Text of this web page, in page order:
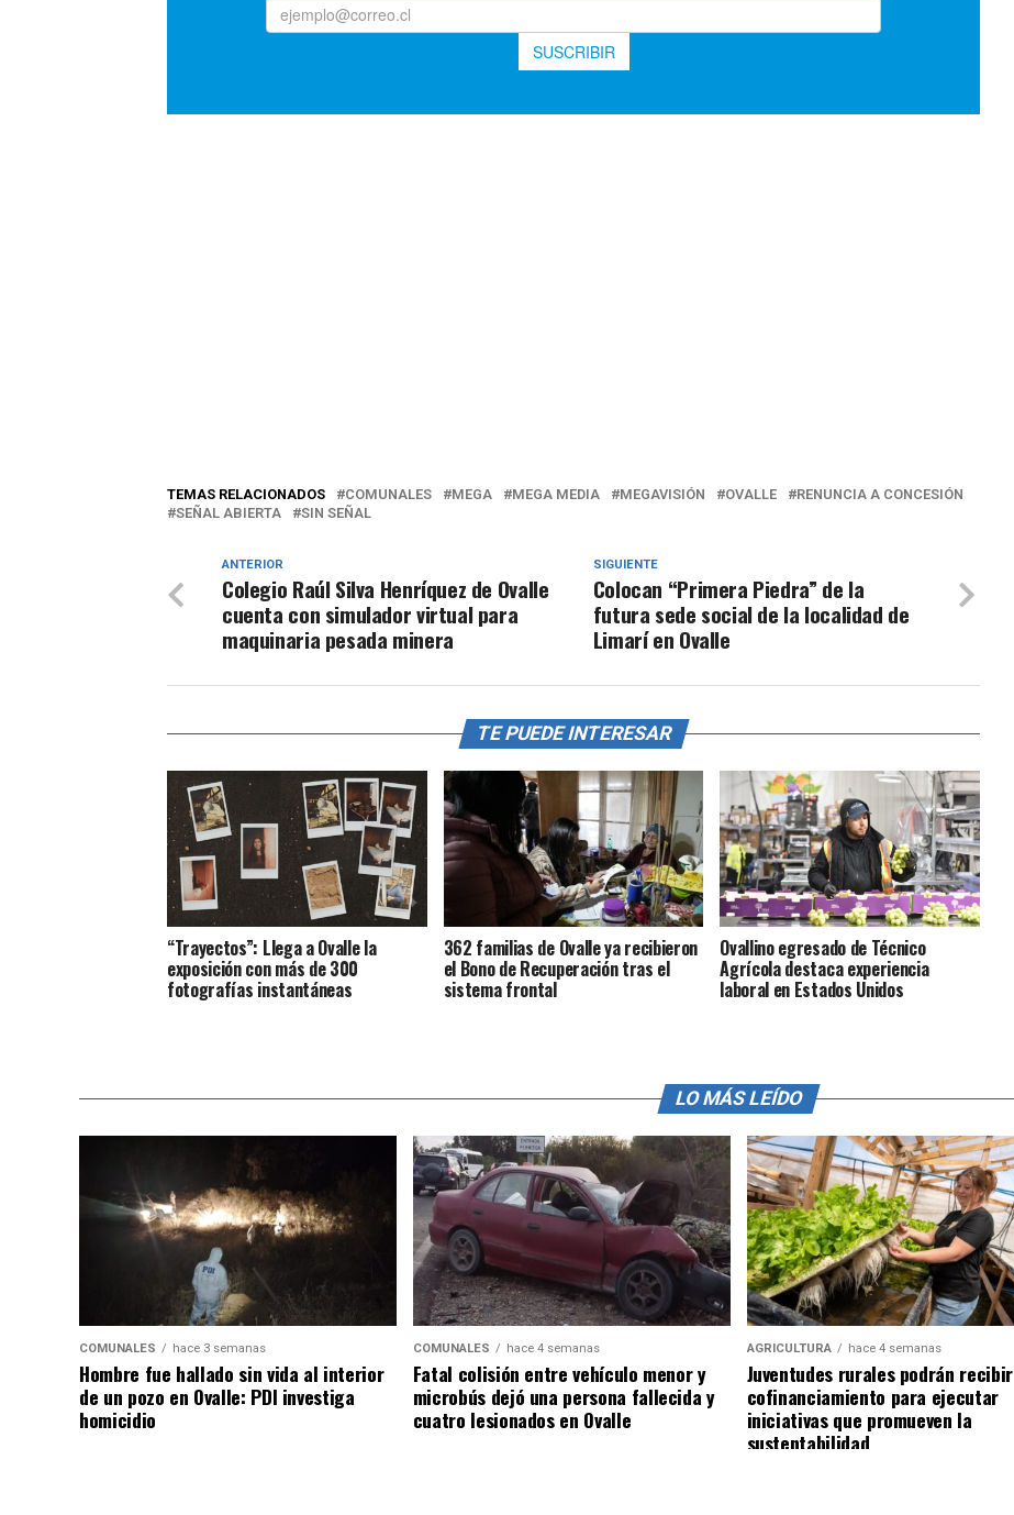
TEMAS RELACIONADOS COMUNALES MEGA MEGA MEDIA MEGAVISIÓN OVALLE
RENUNCIA A CONCESIÓN
SEÑAL ABIERTA
SIN SEÑAL
SIGUIENTE
Colocan “Primera Piedra” de la
futura sede social de la localidad de
Limarí en Ovalle
ANTERIOR
Colegio Raúl Silva Henríquez de Ovalle
cuenta con simulador virtual para
maquinaria pesada minera
TE PUEDE INTERESAR
“Trayectos”: Llega a Ovalle la
exposición con más de 300
fotografías instantáneas
362 familias de Ovalle ya recibieron
el Bono de Recuperación tras el
sistema frontal
Ovallino egresado de Técnico
Agrícola destaca experiencia
laboral en Estados Unidos
LO MÁS LEÍDO
COMUNALES hace 3 semanas
Hombre fue hallado sin vida al interior
de un pozo en Ovalle: PDI investiga
homicidio
COMUNALES hace 4 semanas
Fatal colisión entre vehículo menor y
microbús dejó una persona fallecida y
cuatro lesionados en Ovalle
AGRICULTURA hace 4 semanas
Juventudes rurales podrán recibir
cofinanciamiento para ejecutar
iniciativas que promueven la
sustentabilidad